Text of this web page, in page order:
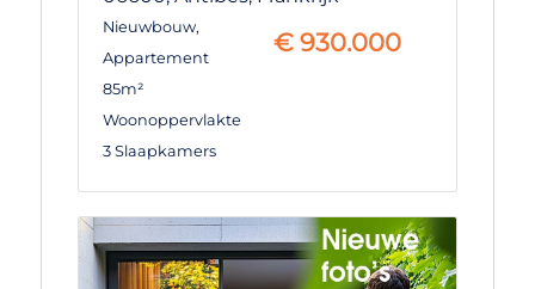
Nieuwbouw,
Appartement
85m²
Woonoppervlakte
3 Slaapkamers
€ 930.000